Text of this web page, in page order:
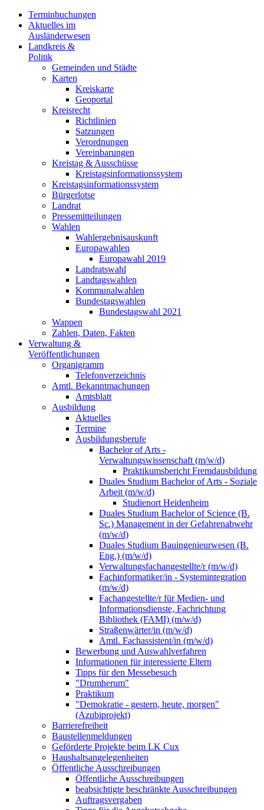
Terminbuchungen
Aktuelles im
Ausländerwesen
Landkreis &
Politik
Gemeinden und Städte
Karten
Kreiskarte
Geoportal
Kreisrecht
Richtlinien
Satzungen
Verordnungen
Vereinbarungen
Kreistag & Ausschüsse
Kreistagsinformationssystem
Kreistagsinformationssystem
Bürgerlotse
Landrat
Pressemitteilungen
Wahlen
Wahlergebnisauskunft
Europawahlen
Europawahl 2019
Landratswahl
Landtagswahlen
Kommunalwahlen
Bundestagswahlen
Bundestagswahl 2021
Wappen
Zahlen, Daten, Fakten
Verwaltung &
Veröffentlichungen
Organigramm
Telefonverzeichnis
Amtl. Bekanntmachungen
Amtsblatt
Ausbildung
Aktuelles
Termine
Ausbildungsberufe
Bachelor of Arts -
Verwaltungswissenschaft (m/w/d)
Praktikumsbericht Fremdausbildung
Duales Studium Bachelor of Arts - Soziale
Arbeit (m/w/d)
Studienort Heidenheim
Duales Studium Bachelor of Science (B.
Sc.) Management in der Gefahrenabwehr
(m/w/d)
Duales Studium Bauingenieurwesen (B.
Eng.) (m/w/d)
Verwaltungsfachangestellte/r (m/w/d)
Fachinformatiker/in - Systemintegration
(m/w/d)
Fachangestellte/r für Medien- und
Informationsdienste, Fachrichtung
Bibliothek (FAMI) (m/w/d)
Straßenwärter/in (m/w/d)
Amtl. Fachassistent/in (m/w/d)
Bewerbung und Auswahlverfahren
Informationen für interessierte Eltern
Tipps für den Messebesuch
"Drumherum"
Praktikum
"Demokratie - gestern, heute, morgen"
(Azubiprojekt)
Barrierefreiheit
Baustellenmeldungen
Geförderte Projekte beim LK Cux
Haushaltsangelegenheiten
Öffentliche Ausschreibungen
Öffentliche Ausschreibungen
beabsichtigte beschränkte Ausschreibungen
Auftragsvergaben